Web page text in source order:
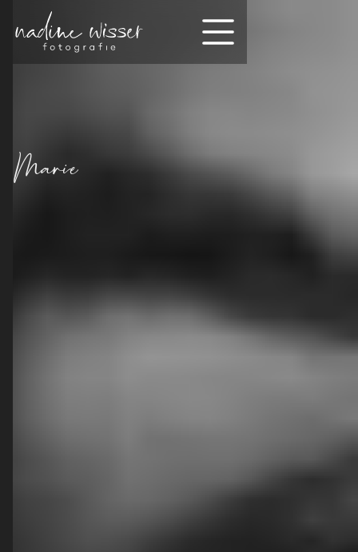
Marie